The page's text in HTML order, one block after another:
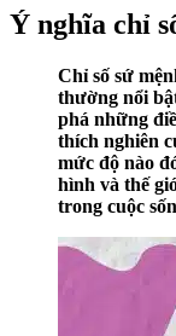
Ý nghĩa chỉ
Chỉ số sứ
thường nổi
phá những
thích nghiên
mức độ nào
hình và thế
trong cuộc